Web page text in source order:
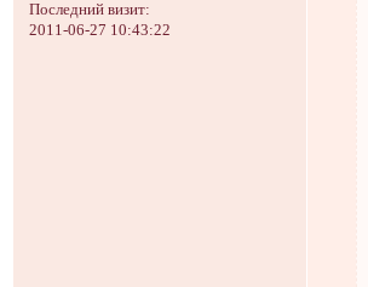
Последний визит:
2011-06-27 10:43:22